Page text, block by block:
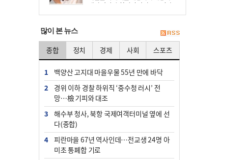
제가 아니다. 하나의 질병으로 인지
하고 치료와 관리를 해야 한다. 세계
많이 본 뉴스
종합 정치 경제 사회 스포츠
1
백양산 고지대 마을우물 55년 만에 바닥
2
경위 이하 경찰 하위직 ‘중수청 러시’ 전
망…檢 기피와 대조
3
해수부 청사, 북항 국제여객터미널 옆에 선
다(종합)
4
피란마을 67년 역사인데…전교생 24명 아
미초 통폐합 기로